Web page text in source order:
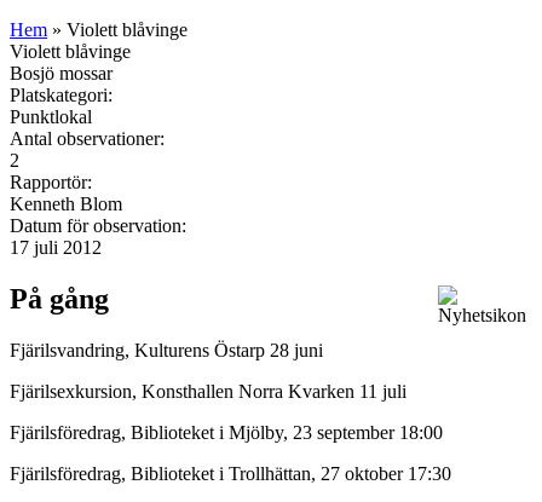
Hem » Violett blåvinge
Violett blåvinge
Bosjö mossar
Platskategori:
Punktlokal
Antal observationer:
2
Rapportör:
Kenneth Blom
Datum för observation:
17 juli 2012
På gång
Fjärilsvandring, Kulturens Östarp 28 juni
Fjärilsexkursion, Konsthallen Norra Kvarken 11 juli
Fjärilsföredrag, Biblioteket i Mjölby, 23 september 18:00
Fjärilsföredrag, Biblioteket i Trollhättan, 27 oktober 17:30